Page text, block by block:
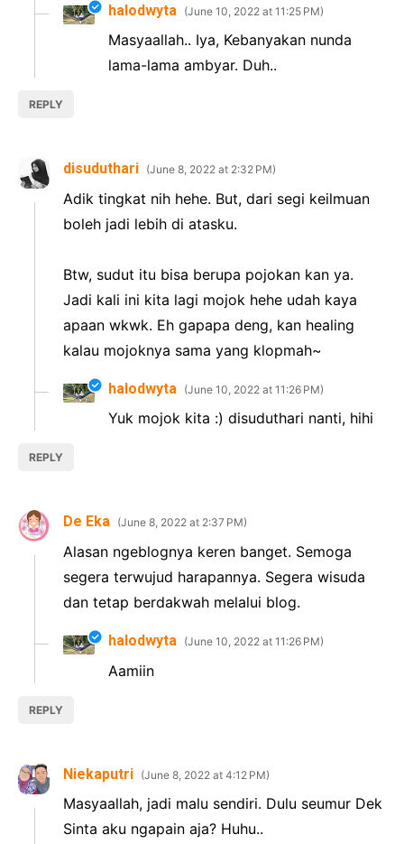
REPLY
halodwyta June 10, 2022 at 11:25 PM
Masyaallah.. Iya, Kebanyakan nunda
lama-lama ambyar. Duh..
disuduthari June 8, 2022 at 2:32 PM
Adik tingkat nih hehe. But, dari segi keilmuan
boleh jadi lebih di atasku.
Btw, sudut itu bisa berupa pojokan kan ya.
Jadi kali ini kita lagi mojok hehe udah kaya
apaan wkwk. Eh gapapa deng, kan healing
kalau mojoknya sama yang klopmah~
REPLY
halodwyta June 10, 2022 at 11:26 PM
Yuk mojok kita :) disuduthari nanti, hihi
De Eka June 8, 2022 at 2:37 PM
Alasan ngeblognya keren banget. Semoga
segera terwujud harapannya. Segera wisuda
dan tetap berdakwah melalui blog.
REPLY
halodwyta June 10, 2022 at 11:26 PM
Aamiin
Niekaputri June 8, 2022 at 4:12 PM
Masyaallah, jadi malu sendiri. Dulu seumur Dek
Sinta aku ngapain aja? Huhu..